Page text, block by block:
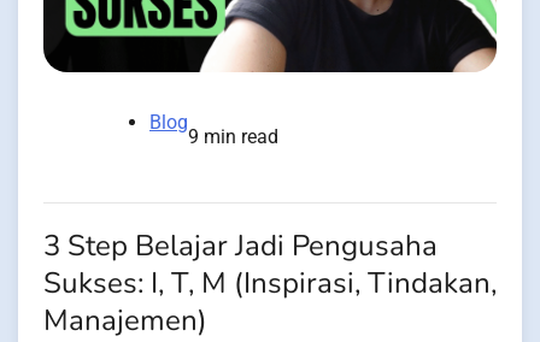
Blog
9 min read
3 Step Belajar Jadi Pengusaha
Sukses: I, T, M (Inspirasi, Tindakan,
Manajemen)